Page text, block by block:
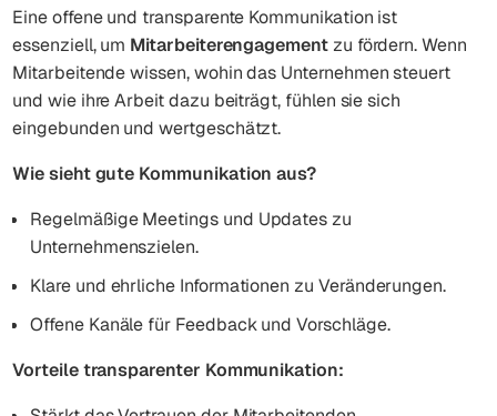
Eine offene und transparente Kommunikation ist
essenziell, um Mitarbeiterengagementzu fördern. Wenn
Mitarbeitende wissen, wohin das Unternehmen steuert
und wie ihre Arbeit dazu beiträgt, fühlen sie sich
eingebunden und wertgeschätzt.
Wie sieht gute Kommunikation aus?
Regelmäßige Meetings und Updates zu
Unternehmenszielen.
Klare und ehrliche Informationen zu Veränderungen.
Offene Kanäle für Feedback und Vorschläge.
Vorteile transparenter Kommunikation: